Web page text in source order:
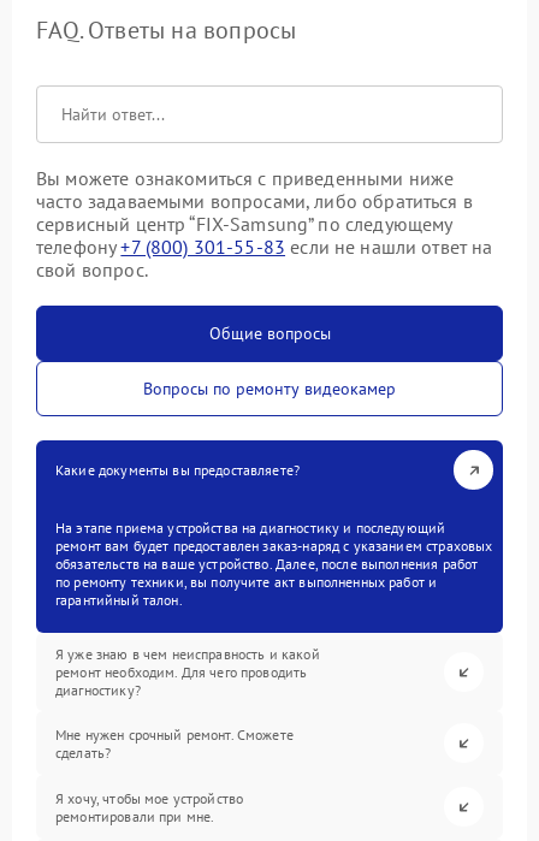
FAQ. Ответы на вопросы
Вы можете ознакомиться с приведенными ниже
часто задаваемыми вопросами, либо обратиться в
сервисный центр “FIX-Samsung” по следующему
телефону+7 (800) 301-55-83 если не нашли ответ на
свой вопрос.
Общие вопросы
Вопросы по ремонту видеокамер
Какие документы вы предоставляете?
На этапе приема устройства на диагностику и последующий
ремонт вам будет предоставлен заказ-наряд с указанием страховых
обязательств на ваше устройство. Далее, после выполнения работ
по ремонту техники, вы получите акт выполненных работ и
гарантийный талон.
Я уже знаю в чем неисправность и какой
ремонт необходим. Для чего проводить
диагностику?
Мне нужен срочный ремонт. Сможете
сделать?
Я хочу, чтобы мое устройство
ремонтировали при мне.